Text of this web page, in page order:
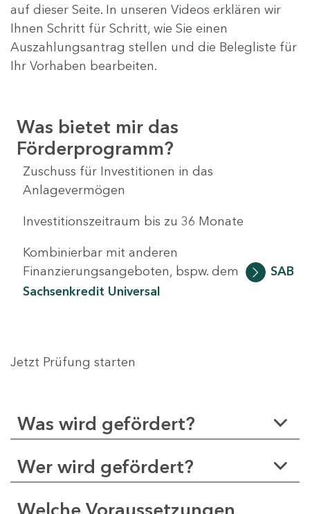
auf dieser Seite. In unseren Videos erklären wir
Ihnen Schritt für Schritt, wie Sie einen
Auszahlungsantrag stellen und die Belegliste für
Ihr Vorhaben bearbeiten.
Was bietet mir das
Förderprogramm?
Zuschuss für Investitionen in das
Anlagevermögen
Investitionszeitraum bis zu 36 Monate
Kombinierbar mit anderen
Finanzierungsangeboten, bspw. dem
SAB
Sachsenkredit Universal
Jetzt Prüfung starten
Was wird gefördert?
Wer wird gefördert?
Welche Voraussetzungen